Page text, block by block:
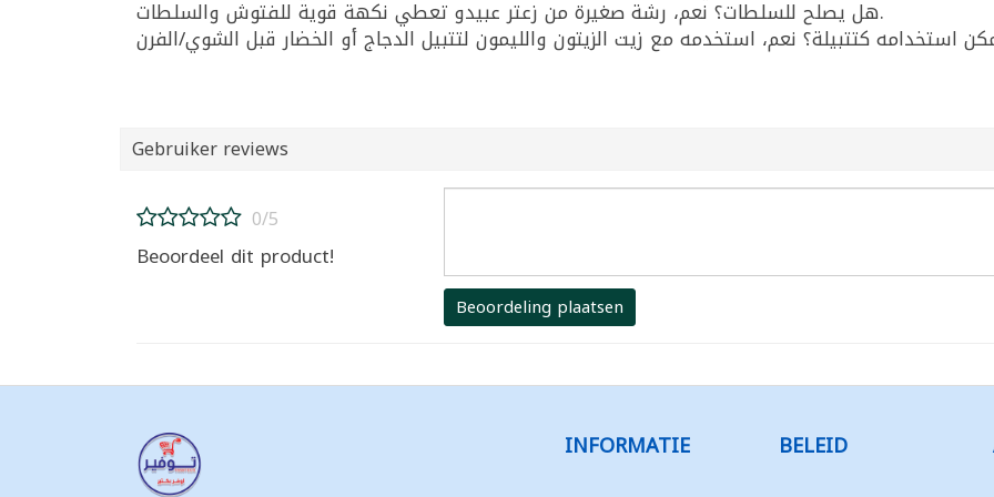
هل يصلح للسلطات؟ نعم، رشة صغيرة من زعتر عبيدو تعطي نكهة قوية للفتوش والسلطات.
Gebruiker reviews
0/5
Beoordeel dit product!
Beoordeling plaatsen
INFORMATIE BELEID